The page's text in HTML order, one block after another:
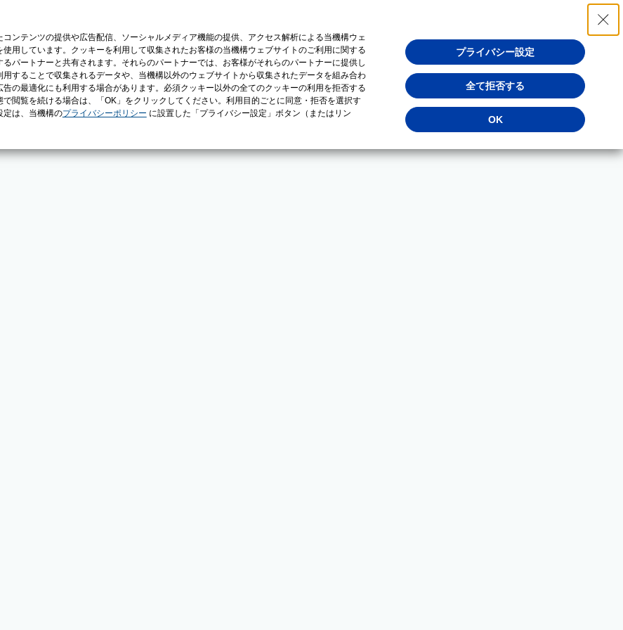
ンテンツの提供や広告配信、ソーシャルメディア機能の提供、アクセス解析による当機構ウェ
用しています。クッキーを利用して収集されたお客様の当機構ウェブサイトのご利用に関する
パートナーと共有されます。それらのパートナーでは、お客様がそれらのパートナーに提供し
することで収集されるデータや、当機構以外のウェブサイトから収集されたデータを組み合わ
の最適化にも利用する場合があります。必須クッキー以外の全てのクッキーの利用を拒否する
閲覧を続ける場合は、「OK」をクリックしてください。利用目的ごとに同意・拒否を選択す
定は、当機構のプライバシーポリシー に設置した「プライバシー設定」ボタン（またはリン
プライバシー設定
全て拒否する
OK